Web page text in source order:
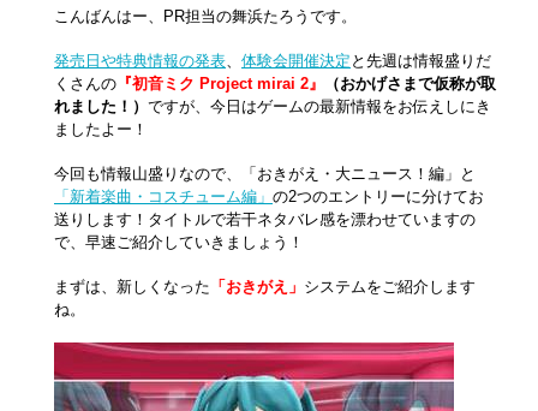
こんばんはー、PR担当の舞浜たろうです。
発売日や特典情報の発表、 体験会開催決定 と先週は情報盛りだ
くさんの 『初音ミク Project mirai 2』
（おかげさまで仮称が取
れました！） ですが、今日はゲームの最新情報をお伝えしにき
ましたよー！
今回も情報山盛りなので、「おきがえ・大ニュース！編」と
「新着楽曲・コスチューム編」 の2つのエントリーに分けてお
送りします！タイトルで若干ネタバレ感を漂わせていますの
で、早速ご紹介していきましょう！
まずは、新しくなった 「おきがえ」 システムをご紹介します
ね。